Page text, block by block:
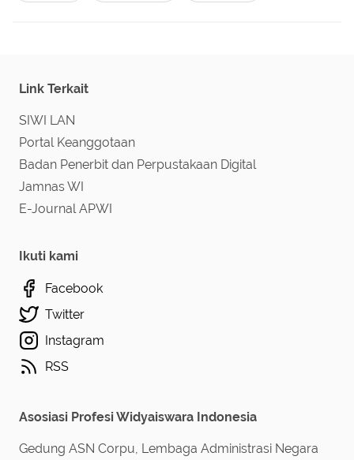
Link Terkait
SIWI LAN
Portal Keanggotaan
Badan Penerbit dan Perpustakaan Digital
Jamnas WI
E-Journal APWI
Ikuti kami
Facebook
Twitter
Instagram
RSS
Asosiasi Profesi Widyaiswara Indonesia
Gedung ASN Corpu, Lembaga Administrasi Negara